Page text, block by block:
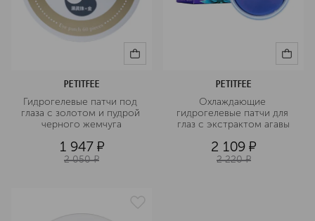
PETITFEE
Гидрогелевые патчи под
глаза с золотом и пудрой
черного жемчуга
1 947 ¤
2 050 ¤
PETITFEE
Охлаждающие
гидрогелевые патчи для
глаз с экстрактом агавы
2 109 ¤
2 220 ¤